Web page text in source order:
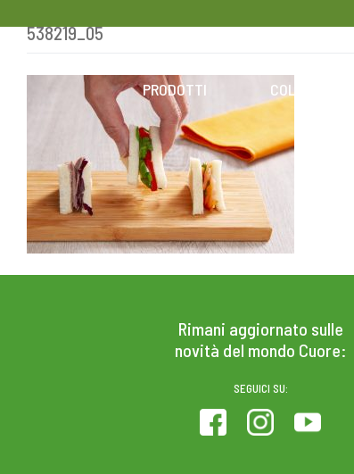
Skip
content
PRODOTTI COLESTEROLO
538219_05
Rimani aggiornato sulle
novità del mondo Cuore:
SEGUICI SU: